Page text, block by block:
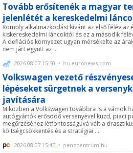
Tovább erősítenék a magyar
jelenlétét a kereskedelmi
Komoly alkalmazkodást kívánt az első félév az
kiskereskedelmi láncoktól és ez a második
A deflációs környezet ugyan mérsékelte az
nem járt együtt az ...
2026.08.07 15:50 • hu.euronews.com
Volkswagen vezető
lépéseket sürgetnek a
javítására
Miközben a Volkswagen továbbra is a vámok
autógyártók erősödő versenyével küzd, piaci
megőrzéséhez létfontosságúvá vált a
költségcsökkentés és a stratégiai ...
2026.08.07 15:45 • penzcentrum.hu